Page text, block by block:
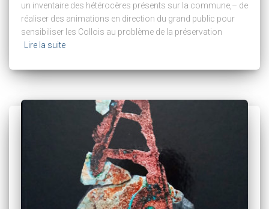
un inventaire des hétérocères présents sur la commune,– de
réaliser des animations en direction du grand public pour
sensibiliser les Collois au problème de la préservation
Lire la suite